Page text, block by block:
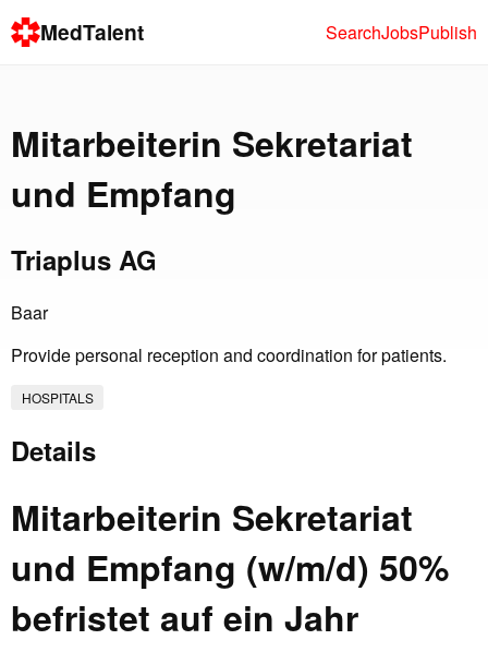
MedTalent SearchJobsPublish
Mitarbeiterin Sekretariat
und Empfang
Triaplus AG
Baar
Provide personal reception and coordination for patients.
HOSPITALS
Details
Mitarbeiterin Sekretariat
und Empfang (w/m/d) 50%
befristet auf ein Jahr